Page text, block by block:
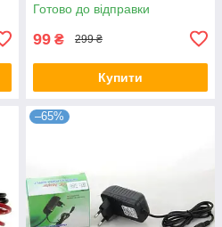
Готово до відправки
99 ₴ 299 ₴
Купити
–65%